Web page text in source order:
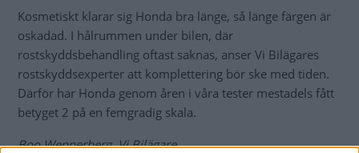
Kosmetiskt klarar sig Honda bra länge, så länge färgen är
oskadad. I hålrummen under bilen, där
rostskyddsbehandling oftast saknas, anser Vi Bilägares
rostskyddsexperter att komplettering bör ske med tiden.
Därför har Honda genom åren i våra tester mestadels fått
betyget 2 på en femgradig skala.
Boo Wennerberg, Vi Bilägare